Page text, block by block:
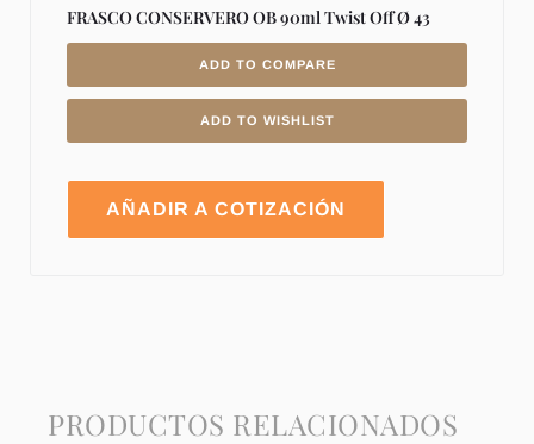
FRASCO CONSERVERO OB 90ml Twist Off Ø 43
ADD TO COMPARE
ADD TO WISHLIST
AÑADIR A COTIZACIÓN
PRODUCTOS RELACIONADOS